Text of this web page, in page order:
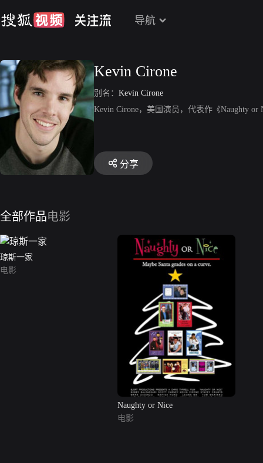
导航
Kevin Cirone
别名： Kevin Cirone
Kevin Cirone，美国演员，代表作《Naughty
分享
全部作品电影
琼斯一家
电影
Naughty or Nice
电影